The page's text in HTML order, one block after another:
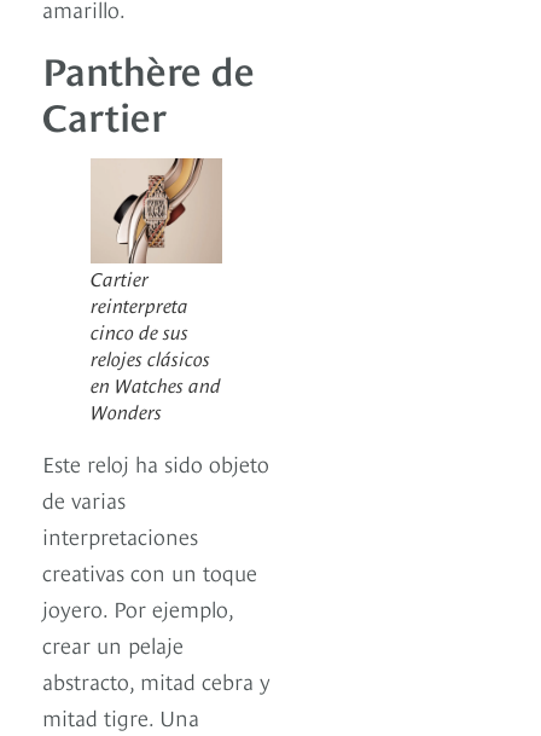
amarillo.
Panthère de
Cartier
Cartier
reinterpreta
cinco de sus
relojes clásicos
en Watches and
Wonders
Este reloj ha sido objeto
de varias
interpretaciones
creativas con un toque
joyero. Por ejemplo,
crear un pelaje
abstracto, mitad cebra y
mitad tigre. Una